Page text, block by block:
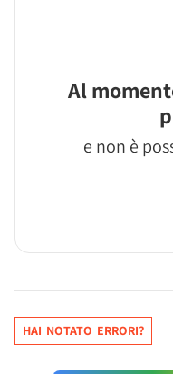
Al
e non è
HAI NOTATO ERRORI?